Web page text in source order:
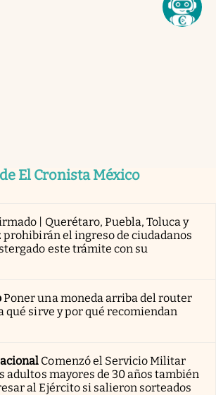
El Cronista México
| Querétaro, Puebla, Toluca y
prohibirán el ingreso de ciudadanos
este trámite con su
Poner una moneda arriba del router
qué sirve y por qué recomiendan
Comenzó el Servicio Militar
adultos mayores de 30 años también
al Ejército si salieron sorteados